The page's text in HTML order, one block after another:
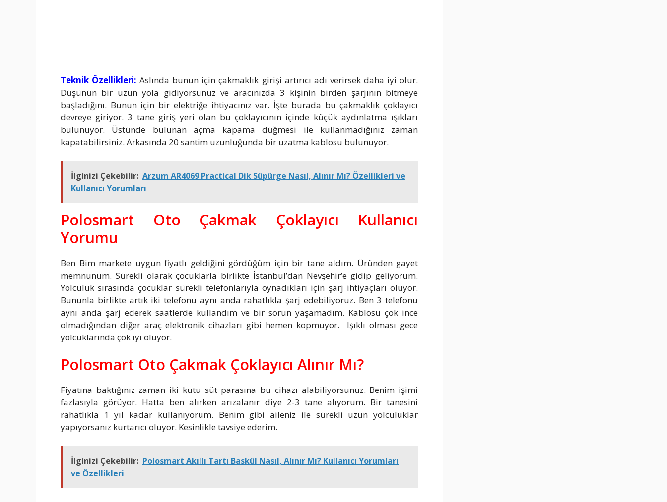
Teknik Özellikleri: Aslında bunun için çakmaklık girişi artırıcı adı verirsek daha iyi olur.
Düşünün bir uzun yola gidiyorsunuz ve aracınızda 3 kişinin birden şarjının bitmeye
başladığını. Bunun için bir elektriğe ihtiyacınız var. İşte burada bu çakmaklık çoklayıcı
devreye giriyor. 3 tane giriş yeri olan bu çoklayıcının içinde küçük aydınlatma ışıkları
bulunuyor. Üstünde bulunan açma kapama düğmesi ile kullanmadığınız zaman
kapatabilirsiniz. Arkasında 20 santim uzunluğunda bir uzatma kablosu bulunuyor.
İlginizi Çekebilir: Arzum AR4069 Practical Dik Süpürge Nasıl, Alınır Mı? Özellikleri ve
Kullanıcı Yorumları
Polosmart Oto Çakmak Çoklayıcı Kullanıcı
Yorumu
Ben Bim markete uygun fiyatlı geldiğini gördüğüm için bir tane aldım. Üründen gayet
memnunum. Sürekli olarak çocuklarla birlikte İstanbul’dan Nevşehir’e gidip geliyorum.
Yolculuk sırasında çocuklar sürekli telefonlarıyla oynadıkları için şarj ihtiyaçları oluyor.
Bununla birlikte artık iki telefonu aynı anda rahatlıkla şarj edebiliyoruz. Ben 3 telefonu
aynı anda şarj ederek saatlerde kullandım ve bir sorun yaşamadım. Kablosu çok ince
olmadığından diğer araç elektronik cihazları gibi hemen kopmuyor. Işıklı olması gece
yolcuklarında çok iyi oluyor.
Polosmart Oto Çakmak Çoklayıcı Alınır Mı?
Fiyatına baktığınız zaman iki kutu süt parasına bu cihazı alabiliyorsunuz. Benim işimi
fazlasıyla görüyor. Hatta ben alırken arızalanır diye 2-3 tane alıyorum. Bir tanesini
rahatlıkla 1 yıl kadar kullanıyorum. Benim gibi aileniz ile sürekli uzun yolculuklar
yapıyorsanız kurtarıcı oluyor. Kesinlikle tavsiye ederim.
İlginizi Çekebilir: Polosmart Akıllı Tartı Baskül Nasıl, Alınır Mı? Kullanıcı Yorumları
ve Özellikleri